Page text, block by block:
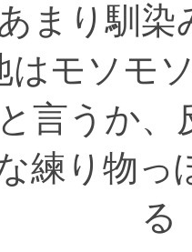
まり馴
はモソモ
と言うか、
練り物っ
る